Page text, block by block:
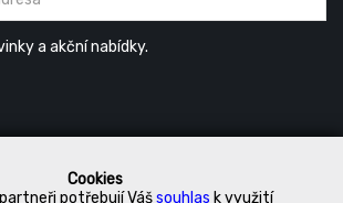
Cookies
potřebují Vášsouhlas k využití
a akční nabídky.